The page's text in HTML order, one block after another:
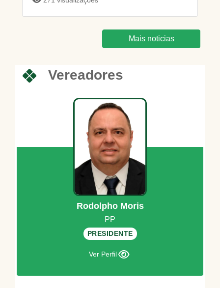
Mais noticias
Vereadores
Rodolpho Moris
PP
PRESIDENTE
Ver Perfil